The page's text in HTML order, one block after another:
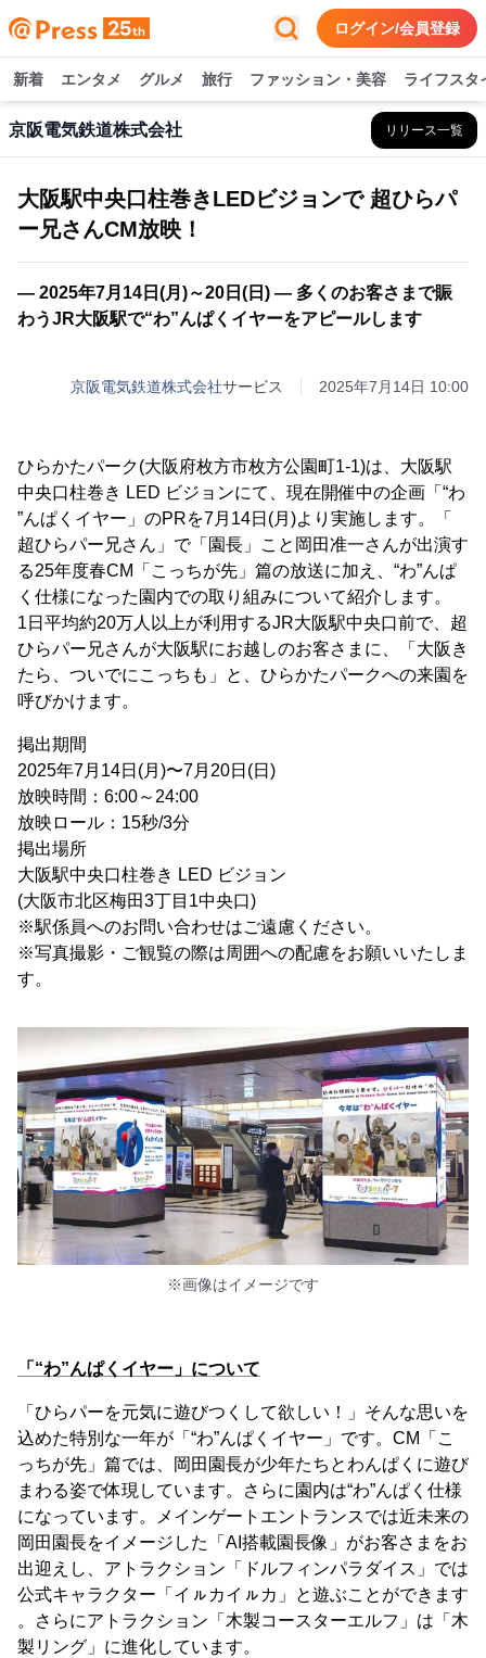
ログイン/会員登録
新着 エンタメ グルメ 旅行 ファッション・美容 ライフスタ
京阪電気鉄道株式会社 リリース一覧
大阪駅中央口柱巻きLEDビジョンで 超ひらパ
ー兄さんCM放映！
― 2025年7月14日(月)～20日(日) ― 多くのお客さまで賑
わうJR大阪駅で“わ”んぱくイヤーをアピールします
京阪電気鉄道株式会社サービス 2025年7月14日 10:00
ひらかたパーク(大阪府枚方市枚方公園町1-1)は、大阪駅
中央口柱巻き LED ビジョンにて、現在開催中の企画「“わ
”んぱくイヤー」のPRを7月14日(月)より実施します。「
超ひらパー兄さん」で「園長」こと岡田准一さんが出演す
る25年度春CM「こっちが先」篇の放送に加え、“わ”んぱ
く仕様になった園内での取り組みについて紹介します。
1日平均約20万人以上が利用するJR大阪駅中央口前で、超
ひらパー兄さんが大阪駅にお越しのお客さまに、「大阪き
たら、ついでにこっちも」と、ひらかたパークへの来園を
呼びかけます。
掲出期間
2025年7月14日(月)〜7月20日(日)
放映時間：6:00～24:00
放映ロール：15秒/3分
掲出場所
大阪駅中央口柱巻き LED ビジョン
(大阪市北区梅田3丁目1中央口)
※駅係員へのお問い合わせはご遠慮ください。
※写真撮影・ご観覧の際は周囲への配慮をお願いいたしま
す。
※画像はイメージです
「“わ”んぱくイヤー」について
「ひらパーを元気に遊びつくして欲しい！」そんな思いを
込めた特別な一年が「“わ”んぱくイヤー」です。CM「こ
っちが先」篇では、岡田園長が少年たちとわんぱくに遊び
まわる姿で体現しています。さらに園内は“わ”んぱく仕様
になっています。メインゲートエントランスでは近未来の
岡田園長をイメージした「AI搭載園長像」がお客さまをお
出迎えし、アトラクション「ドルフィンパラダイス」では
公式キャラクター「イㇽカイㇽカ」と遊ぶことができます
。さらにアトラクション「木製コースターエルフ」は「木
製リング」に進化しています。